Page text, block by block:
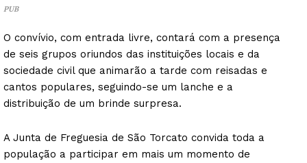
PUB
O convívio, com entrada livre, contará com a presença
de seis grupos oriundos das instituições locais e da
sociedade civil que animarão a tarde com reisadas e
cantos populares, seguindo-se um lanche e a
distribuição de um brinde surpresa.
A Junta de Freguesia de São Torcato convida toda a
população a participar em mais um momento de